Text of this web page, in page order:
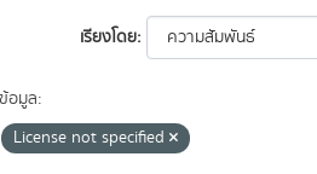
เรียงโดย
อมูล:
License not specified